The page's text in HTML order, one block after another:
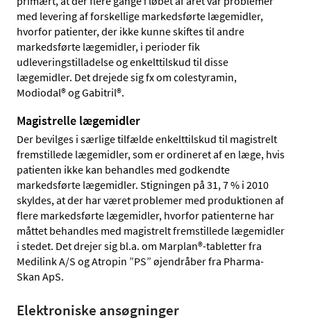
med levering af forskellige markedsførte lægemidler,
hvorfor patienter, der ikke kunne skiftes til andre
markedsførte lægemidler, i perioder fik
udleveringstilladelse og enkelttilskud til disse
lægemidler. Det drejede sig fx om colestyramin,
Modiodal® og Gabitril®.
Magistrelle lægemidler
Der bevilges i særlige tilfælde enkelttilskud til magistrelt
fremstillede lægemidler, som er ordineret af en læge, hvis
patienten ikke kan behandles med godkendte
markedsførte lægemidler. Stigningen på 31, 7 % i 2010
skyldes, at der har været problemer med produktionen af
flere markedsførte lægemidler, hvorfor patienterne har
måttet behandles med magistrelt fremstillede lægemidler
i stedet. Det drejer sig bl.a. om Marplan®-tabletter fra
Medilink A/S og Atropin ”PS” øjendråber fra Pharma-
Skan ApS.
Elektroniske ansøgninger